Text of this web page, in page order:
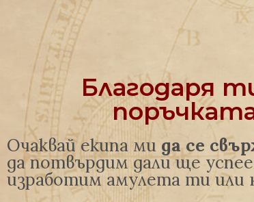
Благодаря
Очаквай екипа ми да се
да потвърдим дали ще
изработим амулета ти или